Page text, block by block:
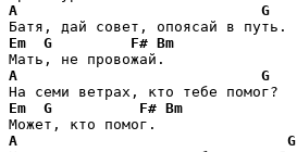
A
G
Em
G F# Bm
A
G
Em
G F# Bm
A
G